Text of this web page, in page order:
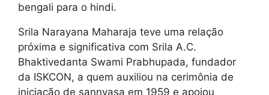
bengali para o hindi.
Srila Narayana Maharaja teve uma relação
próxima e significativa com Srila A.C.
Bhaktivedanta Swami Prabhupada, fundador
da ISKCON, a quem auxiliou na cerimônia de
iniciação de sannyasa em 1959 e apoiou